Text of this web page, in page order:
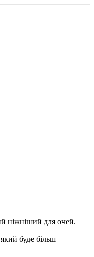
ніжніший для очей.
буде більш